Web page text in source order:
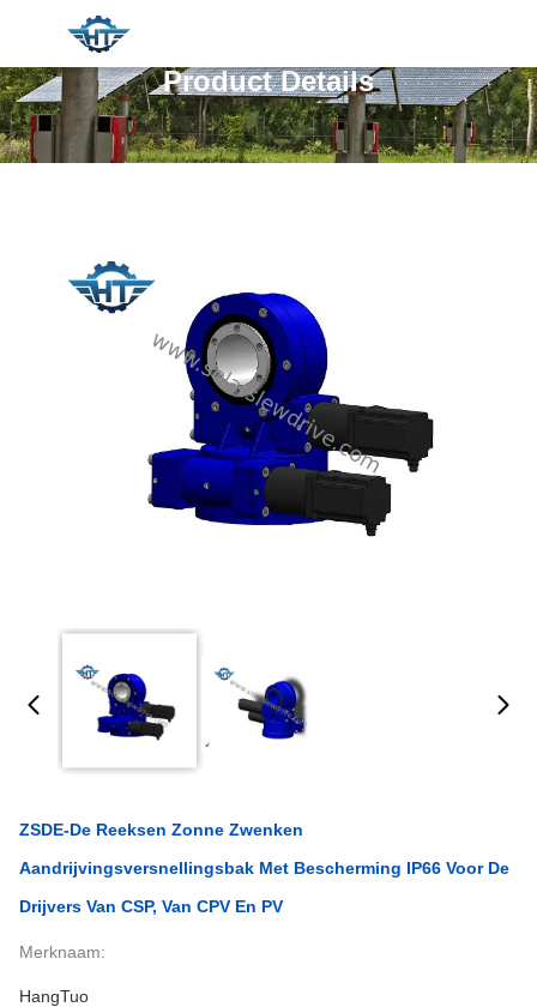
Product Details
ZSDE-De Reeksen Zonne Zwenken
Aandrijvingsversnellingsbak Met Bescherming IP66 Voor De
Drijvers Van CSP, Van CPV En PV
Merknaam:
HangTuo